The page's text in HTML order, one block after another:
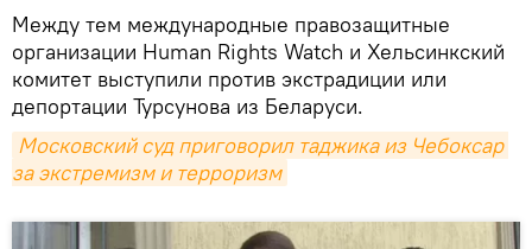
Между тем международные правозащитные
организации Human Rights Watch и Хельсинкский
комитет выступили против экстрадиции или
депортации Турсунова из Беларуси.
Московский суд приговорил таджика из Чебоксар
за экстремизм и терроризм